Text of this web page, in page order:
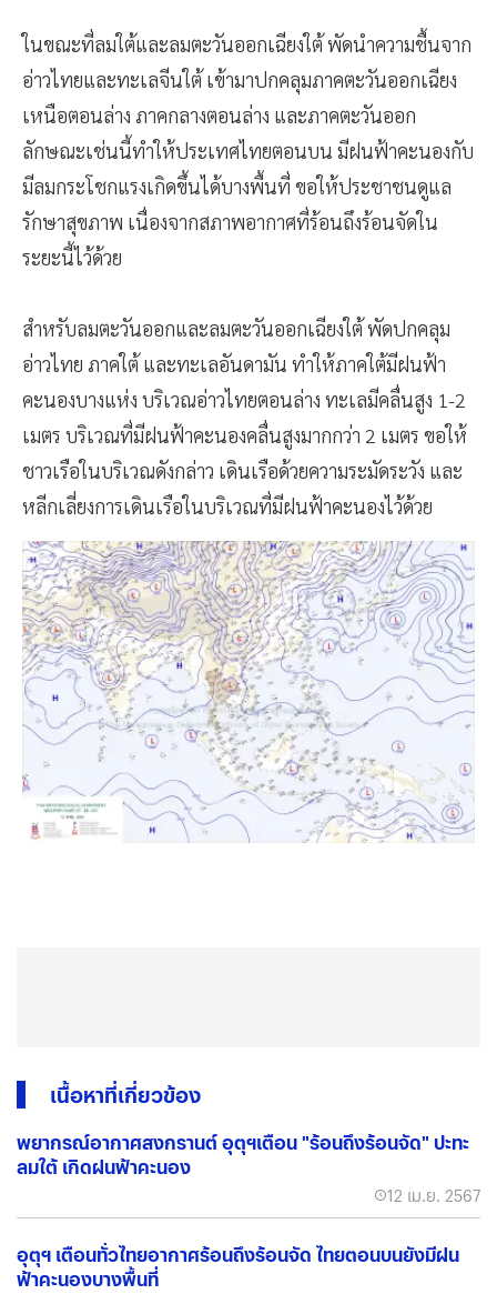
ในขณะที่ลมใต้และลมตะวันออกเฉียงใต้ พัดนำความชื้นจาก
อ่าวไทยและทะเลจีนใต้ เข้ามาปกคลุมภาคตะวันออกเฉียง
เหนือตอนล่าง ภาคกลางตอนล่าง และภาคตะวันออก
ลักษณะเช่นนี้ทำให้ประเทศไทยตอนบน มีฝนฟ้าคะนองกับ
มีลมกระโชกแรงเกิดขึ้นได้บางพื้นที่ ขอให้ประชาชนดูแล
รักษาสุขภาพ เนื่องจากสภาพอากาศที่ร้อนถึงร้อนจัดใน
ระยะนี้ไว้ด้วย
สำหรับลมตะวันออกและลมตะวันออกเฉียงใต้ พัดปกคลุม
อ่าวไทย ภาคใต้ และทะเลอันดามัน ทำให้ภาคใต้มีฝนฟ้า
คะนองบางแห่ง บริเวณอ่าวไทยตอนล่าง ทะเลมีคลื่นสูง 1-2
เมตร บริเวณที่มีฝนฟ้าคะนองคลื่นสูงมากกว่า 2 เมตร ขอให้
ชาวเรือในบริเวณดังกล่าว เดินเรือด้วยความระมัดระวัง และ
หลีกเลี่ยงการเดินเรือในบริเวณที่มีฝนฟ้าคะนองไว้ด้วย
เนื้อหาที่เกี่ยวข้อง
พยากรณ์อากาศสงกรานต์ อุตุฯเตือน "ร้อนถึงร้อนจัด" ปะทะ
ลมใต้ เกิดฝนฟ้าคะนอง
12 เม.ย. 2567
อุตุฯ เตือนทั่วไทยอากาศร้อนถึงร้อนจัด ไทยตอนบนยังมีฝน
ฟ้าคะนองบางพื้นที่